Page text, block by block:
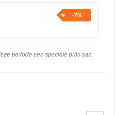
-7%
periode een speciale prijs aan.